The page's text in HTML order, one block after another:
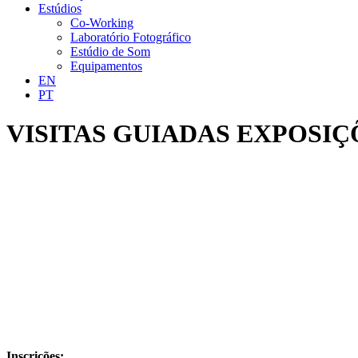
Estúdios
Co-Working
Laboratório Fotográfico
Estúdio de Som
Equipamentos
EN
PT
VISITAS GUIADAS